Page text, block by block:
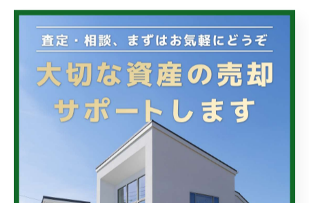
吉野川市は自然豊かな環境を有しつつも、人口減少や若
年層の流出といった地域特有の課題を抱えています。こ
れにより、空き家が増加しやすい状況が続くため、地域
の特性を踏まえた効果的な対策が必要となっています。
相談窓口では、地域の不動産市場動向や地域コミュニテ
ィの状況も考慮に入れながら、空き家問題の根本的な解
決を目指しています。例えば、空き家の利活用を通して
地域資源として再生し、住民の利便性向上や新しいビジ